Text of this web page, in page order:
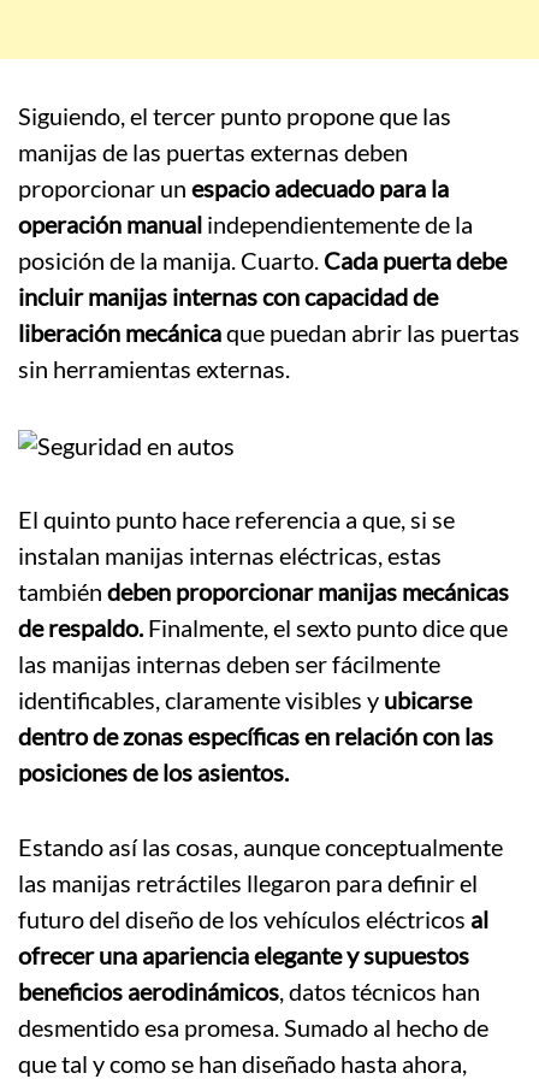
Siguiendo, el tercer punto propone que las
manijas de las puertas externas deben
proporcionar un espacio adecuado para la
operación manual independientemente de la
posición de la manija. Cuarto. Cada puerta debe
incluir manijas internas con capacidad de
liberación mecánicaque puedan abrir las puertas
sin herramientas externas.
El quinto punto hace referencia a que, si se
instalan manijas internas eléctricas, estas
también deben proporcionar manijas mecánicas
de respaldo.Finalmente, el sexto punto dice que
las manijas internas deben ser fácilmente
identificables, claramente visibles y ubicarse
dentro de zonas específicas en relación con las
posiciones de los asientos.
Estando así las cosas, aunque conceptualmente
las manijas retráctiles llegaron para definir el
futuro del diseño de los vehículos eléctricos al
ofrecer una apariencia elegante y supuestos
beneficios aerodinámicos, datos técnicos han
desmentido esa promesa. Sumado al hecho de
que tal y como se han diseñado hasta ahora,